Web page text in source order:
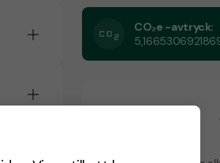
CO₂e -avtryck: